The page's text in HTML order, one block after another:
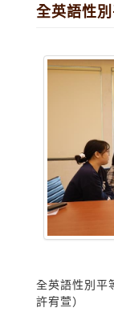
全英語性
全英語性別平
許宥萱）